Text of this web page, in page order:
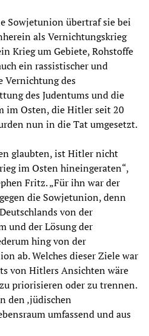
Sowjetunion übertraf sie bei
als Vernichtungskrieg
Krieg um Gebiete, Rohstoffe
ein rassistischer und
Vernichtung des
des Judentums und die
im Osten, die Hitler seit 20
nun in die Tat umgesetzt.
glaubten, ist Hitler nicht
im Osten hineingeraten“,
Fritz. „Für ihn war der
die Sowjetunion, denn
von der
und der Lösung der
hing von der
ab. Welches dieser Ziele war
von Hitlers Ansichten wäre
priorisieren oder zu trennen.
den ‚jüdischen
umfassend und aus